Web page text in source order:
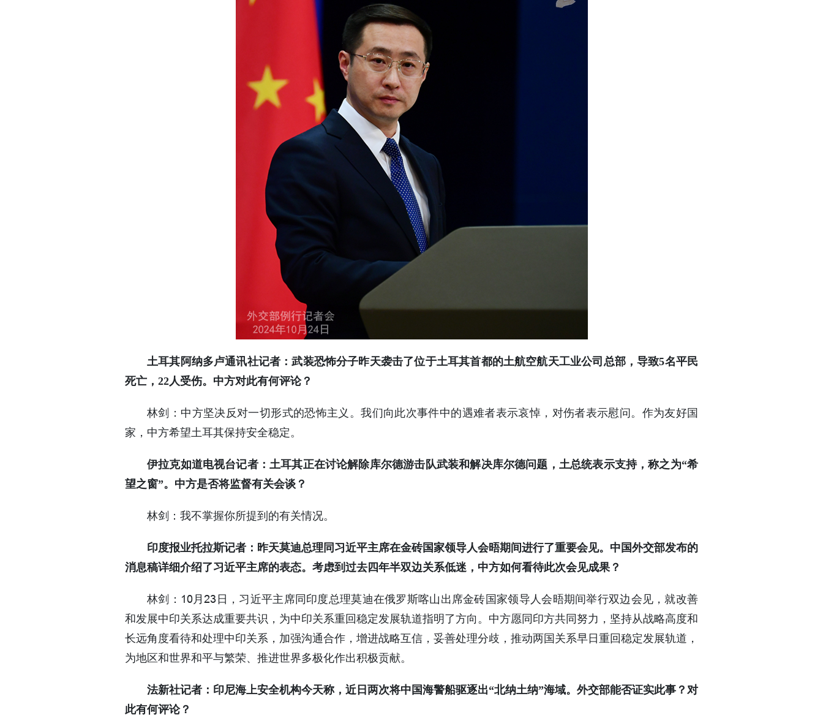
土耳其阿纳多卢通讯社记者：武装恐怖分子昨天袭击了位于土耳其首都的土航空航天工业公司总部，导致5名平民
死亡，22人受伤。中方对此有何评论？
林剑：中方坚决反对一切形式的恐怖主义。我们向此次事件中的遇难者表示哀悼，对伤者表示慰问。作为友好国
家，中方希望土耳其保持安全稳定。
伊拉克如道电视台记者：土耳其正在讨论解除库尔德游击队武装和解决库尔德问题，土总统表示支持，称之为“希
望之窗”。中方是否将监督有关会谈？
林剑：我不掌握你所提到的有关情况。
印度报业托拉斯记者：昨天莫迪总理同习近平主席在金砖国家领导人会晤期间进行了重要会见。中国外交部发布的
消息稿详细介绍了习近平主席的表态。考虑到过去四年半双边关系低迷，中方如何看待此次会见成果？
林剑：10月23日，习近平主席同印度总理莫迪在俄罗斯喀山出席金砖国家领导人会晤期间举行双边会见，就改善
和发展中印关系达成重要共识，为中印关系重回稳定发展轨道指明了方向。中方愿同印方共同努力，坚持从战略高度和
长远角度看待和处理中印关系，加强沟通合作，增进战略互信，妥善处理分歧，推动两国关系早日重回稳定发展轨道，
为地区和世界和平与繁荣、推进世界多极化作出积极贡献。
法新社记者：印尼海上安全机构今天称，近日两次将中国海警船驱逐出“北纳土纳”海域。外交部能否证实此事？对
此有何评论？